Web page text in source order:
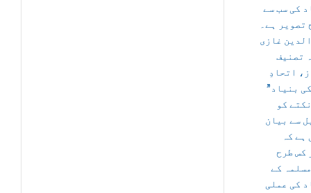
کی سب سے
تصویر ہے۔
غازی
تصنیف
اتحادِ
بنیاد”
کو
سے بیان
ہے کہ
کس طرح
کے
کی عملی